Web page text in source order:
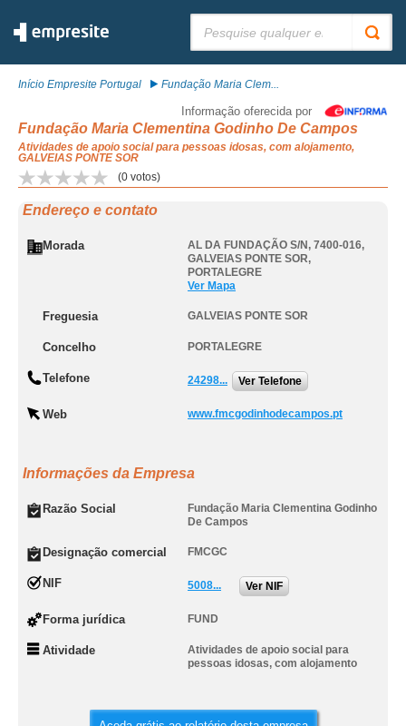
Início Empresite Portugal Fundação Maria Clem...
Informação oferecida por
Fundação Maria Clementina Godinho De Campos
Atividades de apoio social para pessoas idosas, com alojamento,
GALVEIAS PONTE SOR
(0 votos)
Endereço e contato
Morada AL DA FUNDAÇÃO S/N, 7400-016,
GALVEIAS PONTE SOR,
PORTALEGRE
Ver Mapa
Freguesia GALVEIAS PONTE SOR
Concelho PORTALEGRE
Telefone 24298... Ver Telefone
Web www.fmcgodinhodecampos.pt
Informações da Empresa
Razão Social
Fundação Maria Clementina Godinho
De Campos
Designação comercial FMCGC
NIF 5008... Ver NIF
Forma jurídica FUND
Atividade
Atividades de apoio social para
pessoas idosas, com alojamento